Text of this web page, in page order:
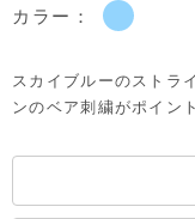
カラー：
スカイブルーのストラ
ンのベア刺繍がポイン